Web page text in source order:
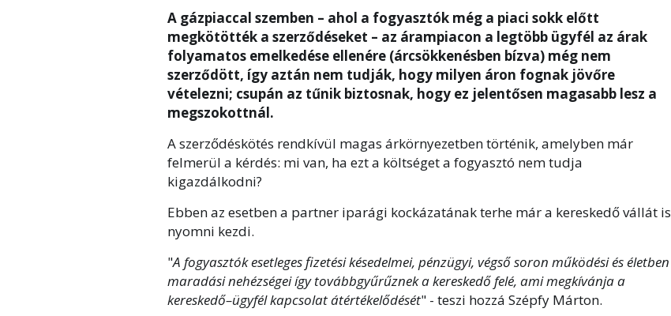
A gázpiaccal szemben – ahol a fogyasztók még a piaci sokk előtt
megkötötték a szerződéseket – az árampiacon a legtöbb ügyfél az árak
folyamatos emelkedése ellenére (árcsökkenésben bízva) még nem
szerződött, így aztán nem tudják, hogy milyen áron fognak jövőre
vételezni; csupán az tűnik biztosnak, hogy ez jelentősen magasabb lesz a
megszokottnál.
A szerződéskötés rendkívül magas árkörnyezetben történik, amelyben már
felmerül a kérdés: mi van, ha ezt a költséget a fogyasztó nem tudja
kigazdálkodni?
Ebben az esetben a partner iparági kockázatának terhe már a kereskedő vállát is
nyomni kezdi.
"A fogyasztók esetleges fizetési késedelmei, pénzügyi, végső soron működési és életben
maradási nehézségei így továbbgyűrűznek a kereskedő felé, ami megkívánja a
kereskedő–ügyfél kapcsolat átértékelődését" - teszi hozzá Szépfy Márton.